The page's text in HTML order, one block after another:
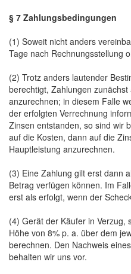
§ 7 Zahlungsbedingungen
(1) Soweit nicht anders
Tage nach Rechnungsstellung
(2) Trotz anders lautender
berechtigt, Zahlungen
anzurechnen; in diesem Falle
der erfolgten Verrechnung
Zinsen entstanden, so sind wir
auf die Kosten, dann auf die
Hauptleistung anzurechnen.
(3) Eine Zahlung gilt erst dann
Betrag verfügen können. Im
erst als erfolgt, wenn der
(4) Gerät der Käufer in Verzug,
Höhe von 8% p. a. über dem
berechnen. Den Nachweis
behalten wir uns vor.